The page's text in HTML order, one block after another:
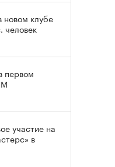
новом клубе
человек
первом
участие на
в